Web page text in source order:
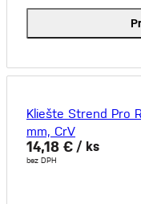
Kliešte Strend Pro
mm, CrV
14,18 € / ks
bez DPH